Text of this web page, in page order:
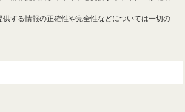
供する情報の正確性や完全性などについては一切の